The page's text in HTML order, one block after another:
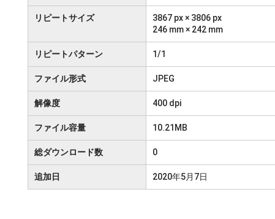
リピートサイズ
3867 px × 3806 px
246 mm × 242 mm
リピートパターン 1/1
ファイル形式 JPEG
解像度 400 dpi
ファイル容量 10.21MB
総ダウンロード数 0
追加日 2020年5月7日